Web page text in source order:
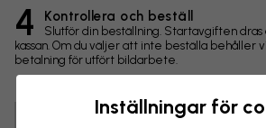
4 Kontrollera och beställ
Slutför din beställning. Startavgiften dras
kassan. Om du väljer att inte beställa behåller
betalning för utfört bildarbete.
Inställningar för